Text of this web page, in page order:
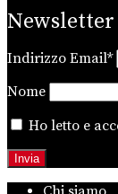
Newsletter
Indirizzo Email*
Nome
Ho letto e